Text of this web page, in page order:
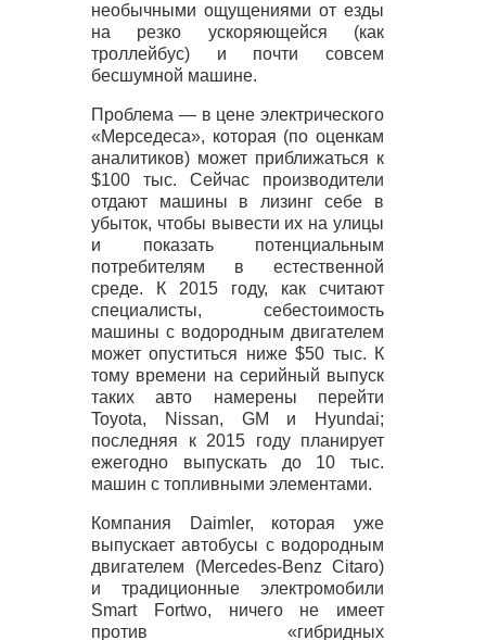
необычными ощущениями от езды
на резко ускоряющейся (как
троллейбус) и почти совсем
бесшумной машине.
Проблема — в цене электрического
«Мерседеса», которая (по оценкам
аналитиков) может приближаться к
$100 тыс. Сейчас производители
отдают машины в лизинг себе в
убыток, чтобы вывести их на улицы
и показать потенциальным
потребителям в естественной
среде. К 2015 году, как считают
специалисты, себестоимость
машины с водородным двигателем
может опуститься ниже $50 тыс. К
тому времени на серийный выпуск
таких авто намерены перейти
Toyota, Nissan, GM и Hyundai;
последняя к 2015 году планирует
ежегодно выпускать до 10 тыс.
машин с топливными элементами.
Компания Daimler, которая уже
выпускает автобусы с водородным
двигателем (Mercedes-Benz Citaro)
и традиционные электромобили
Smart Fortwo, ничего не имеет
против «гибридных